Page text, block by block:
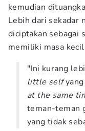
kemudian
Lebih dari sekadar
diciptakan sebagai
memiliki masa
"Ini kurang
little selfyang
at the same
teman-teman
yang tidak